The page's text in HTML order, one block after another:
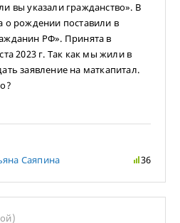
вы указали гражданство». В
о рождении поставили в
РФ». Принята в
2023 г. Так как мы жили в
заявление на маткапитал.
Саяпина
36